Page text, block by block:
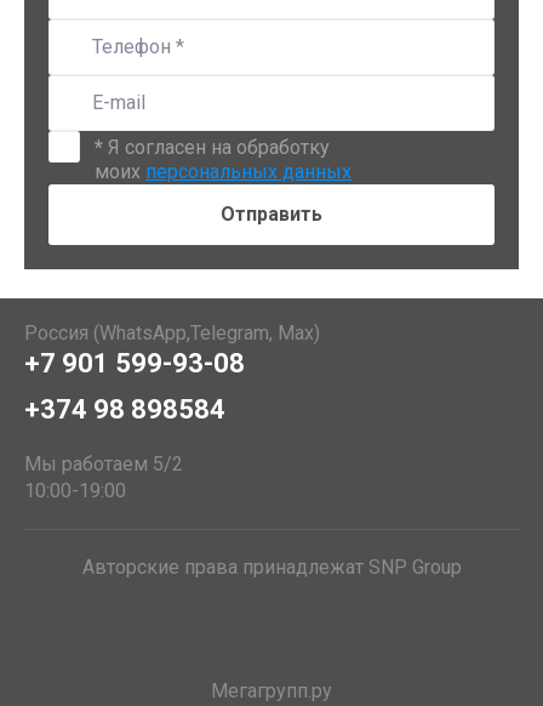
* Я согласен на обработку
моих персональных данных
Россия (WhatsApp,Telegram, Max)
+7 901 599-93-08
+374 98 898584
Мы работаем 5/2
10:00-19:00
Авторские права принадлежат SNP Group
Мегагрупп.ру